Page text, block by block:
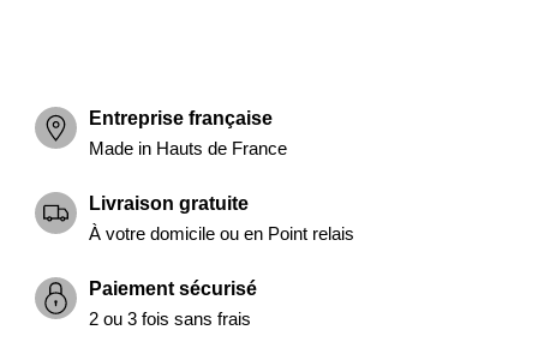
Entreprise française
Made in Hauts de France
Livraison gratuite
À votre domicile ou en Point relais
Paiement sécurisé
2 ou 3 fois sans frais